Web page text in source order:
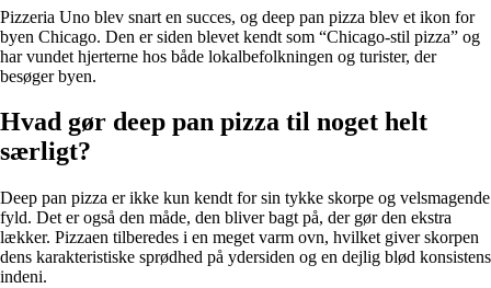
Pizzeria Uno blev snart en succes, og deep pan pizza blev et ikon for
byen Chicago. Den er siden blevet kendt som “Chicago-stil pizza” og
har vundet hjerterne hos både lokalbefolkningen og turister, der
besøger byen.
Hvad gør deep pan pizza til noget helt
særligt?
Deep pan pizza er ikke kun kendt for sin tykke skorpe og velsmagende
fyld. Det er også den måde, den bliver bagt på, der gør den ekstra
lækker. Pizzaen tilberedes i en meget varm ovn, hvilket giver skorpen
dens karakteristiske sprødhed på ydersiden og en dejlig blød konsistens
indeni.